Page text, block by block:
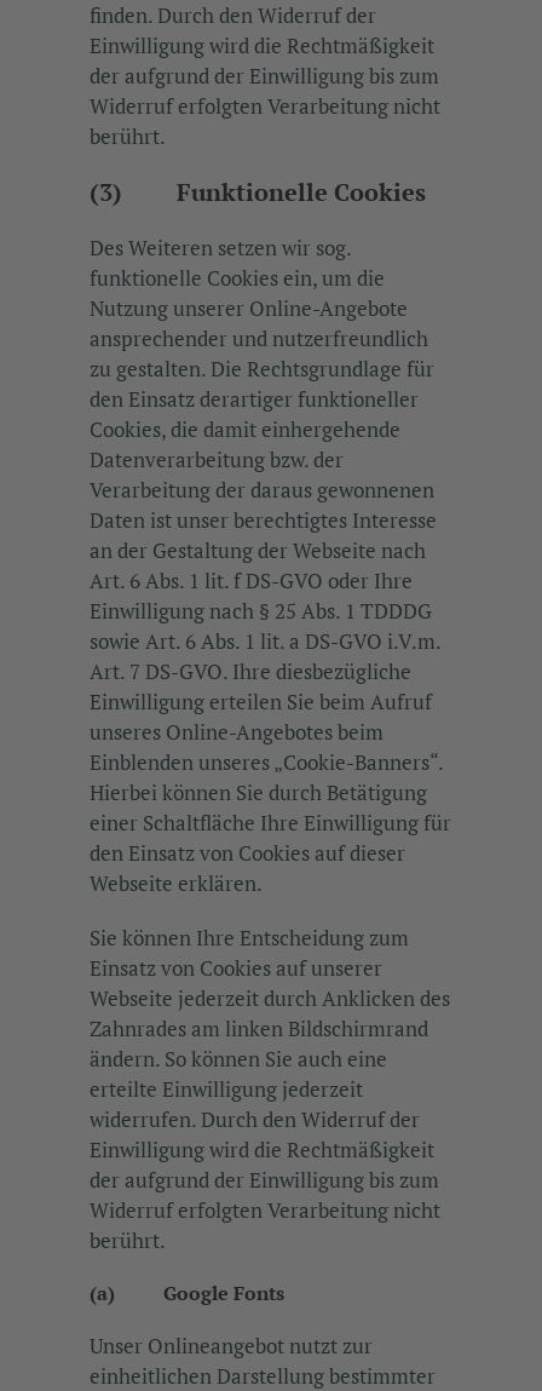
finden. Durch den Widerruf der
Einwilligung wird die Rechtmäßigkeit
der aufgrund der Einwilligung bis zum
Widerruf erfolgten Verarbeitung nicht
berührt.
(3) Funktionelle Cookies
Des Weiteren setzen wir sog.
funktionelle Cookies ein, um die
Nutzung unserer Online-Angebote
ansprechender und nutzerfreundlich
zu gestalten. Die Rechtsgrundlage für
den Einsatz derartiger funktioneller
Cookies, die damit einhergehende
Datenverarbeitung bzw. der
Verarbeitung der daraus gewonnenen
Daten ist unser berechtigtes Interesse
an der Gestaltung der Webseite nach
Art. 6 Abs. 1 lit. f DS-GVO oder Ihre
Einwilligung nach § 25 Abs. 1 TDDDG
sowie Art. 6 Abs. 1 lit. a DS-GVO i.V.m.
Art. 7 DS-GVO. Ihre diesbezügliche
Einwilligung erteilen Sie beim Aufruf
unseres Online-Angebotes beim
Einblenden unseres „Cookie-Banners“.
Hierbei können Sie durch Betätigung
einer Schaltfläche Ihre Einwilligung für
den Einsatz von Cookies auf dieser
Webseite erklären.
Sie können Ihre Entscheidung zum
Einsatz von Cookies auf unserer
Webseite jederzeit durch Anklicken des
Zahnrades am linken Bildschirmrand
ändern. So können Sie auch eine
erteilte Einwilligung jederzeit
widerrufen. Durch den Widerruf der
Einwilligung wird die Rechtmäßigkeit
der aufgrund der Einwilligung bis zum
Widerruf erfolgten Verarbeitung nicht
berührt.
(a) Google Fonts
Unser Onlineangebot nutzt zur
einheitlichen Darstellung bestimmter